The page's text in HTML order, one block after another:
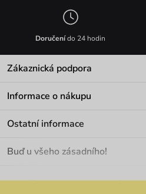
Doručenído 24 hodin
Zákaznická podpora
Informace o nákupu
Materiály a údržba
Ostatní informace
Velkoobchod
Buď u všeho zásadního!